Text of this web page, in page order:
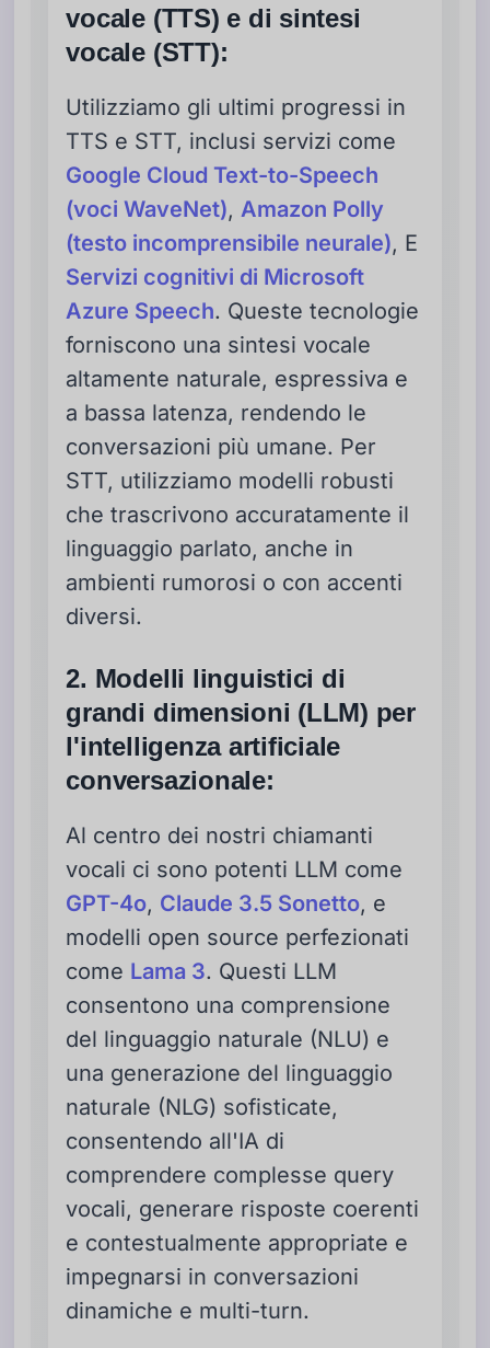
vocale (TTS) e di sintesi
vocale (STT):
Utilizziamo gli ultimi progressi in
TTS e STT, inclusi servizi come
Google Cloud Text-to-Speech
(voci WaveNet),Amazon Polly
(testo incomprensibile neurale), E
Servizi cognitivi di Microsoft
Azure Speech. Queste tecnologie
forniscono una sintesi vocale
altamente naturale, espressiva e
a bassa latenza, rendendo le
conversazioni più umane. Per
STT, utilizziamo modelli robusti
che trascrivono accuratamente il
linguaggio parlato, anche in
ambienti rumorosi o con accenti
diversi.
2. Modelli linguistici di
grandi dimensioni (LLM) per
l'intelligenza artificiale
conversazionale:
Al centro dei nostri chiamanti
vocali ci sono potenti LLM come
GPT-4o, Claude 3.5 Sonetto, e
modelli open source perfezionati
come Lama 3. Questi LLM
consentono una comprensione
del linguaggio naturale (NLU) e
una generazione del linguaggio
naturale (NLG) sofisticate,
consentendo all'IA di
comprendere complesse query
vocali, generare risposte coerenti
e contestualmente appropriate e
impegnarsi in conversazioni
dinamiche e multi-turn.